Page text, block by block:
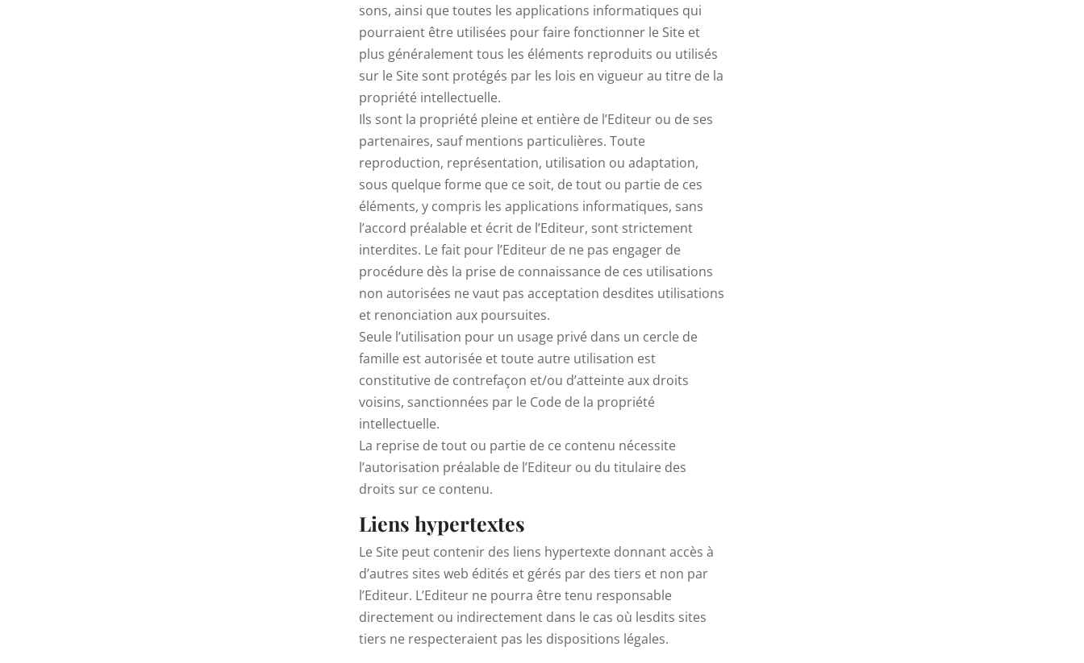
sons, ainsi que toutes les applications informatiques qui
pourraient être utilisées pour faire fonctionner le Site et
plus généralement tous les éléments reproduits ou utilisés
sur le Site sont protégés par les lois en vigueur au titre de la
propriété intellectuelle.
Ils sont la propriété pleine et entière de l’Editeur ou de ses
partenaires, sauf mentions particulières. Toute
reproduction, représentation, utilisation ou adaptation,
sous quelque forme que ce soit, de tout ou partie de ces
éléments, y compris les applications informatiques, sans
l’accord préalable et écrit de l’Editeur, sont strictement
interdites. Le fait pour l’Editeur de ne pas engager de
procédure dès la prise de connaissance de ces utilisations
non autorisées ne vaut pas acceptation desdites utilisations
et renonciation aux poursuites.
Seule l’utilisation pour un usage privé dans un cercle de
famille est autorisée et toute autre utilisation est
constitutive de contrefaçon et/ou d’atteinte aux droits
voisins, sanctionnées par le Code de la propriété
intellectuelle.
La reprise de tout ou partie de ce contenu nécessite
l’autorisation préalable de l’Editeur ou du titulaire des
droits sur ce contenu.
Liens hypertextes
Le Site peut contenir des liens hypertexte donnant accès à
d’autres sites web édités et gérés par des tiers et non par
l’Editeur. L’Editeur ne pourra être tenu responsable
directement ou indirectement dans le cas où lesdits sites
tiers ne respecteraient pas les dispositions légales.